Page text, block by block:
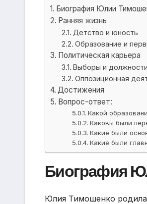
Биография Юлии
Ранняя жизнь
Детство и юность
Образование и
Политическая карьера
Выборы и
Оппозиционная
Достижения
Вопрос-ответ:
Какой
Каковы были
Какие были
Какие были
Биография
Юлия Тимошенко